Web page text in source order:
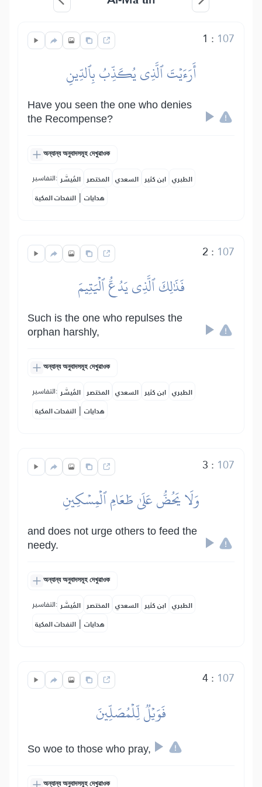
1 : 107
أَرَءَيۡتَ ٱلَّذِي يُكَذِّبُ بِٱلدِّينِ
Have you seen the one who denies
the Recompense?
অন্যান্য অনুবাদসমূহ দেখুৱাওক
التفاسير: المُيسَّر المختصر السعدي ابن كثير الطبري
النفحات المكية | هدايات
2 : 107
فَذَٰلِكَ ٱلَّذِي يَدُعُّ ٱلۡيَتِيمَ
Such is the one who repulses the
orphan harshly,
অন্যান্য অনুবাদসমূহ দেখুৱাওক
التفاسير: المُيسَّر المختصر السعدي ابن كثير الطبري
النفحات المكية | هدايات
3 : 107
وَلَا يَحُضُّ عَلَىٰ طَعَامِ ٱلۡمِسۡكِينِ
and does not urge others to feed the
needy.
অন্যান্য অনুবাদসমূহ দেখুৱাওক
التفاسير: المُيسَّر المختصر السعدي ابن كثير الطبري
النفحات المكية | هدايات
4: 107
فَوَيۡلٞ لِّلۡمُصَلِّينَ
So woe to those who pray,
অন্যান্য অনুবাদসমূহ দেখুৱাওক